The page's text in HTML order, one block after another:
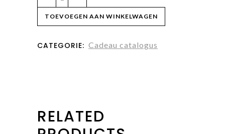
TOEVOEGEN AAN WINKELWAGEN
CATEGORIE: Cadeau catalogus
RELATED